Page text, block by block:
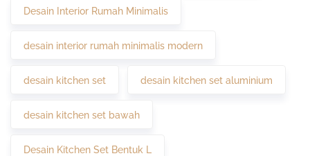
Desain Interior Rumah Minimalis
desain interior rumah minimalis modern
desain kitchen set desain kitchen set aluminium
desain kitchen set bawah
Desain Kitchen Set Bentuk L